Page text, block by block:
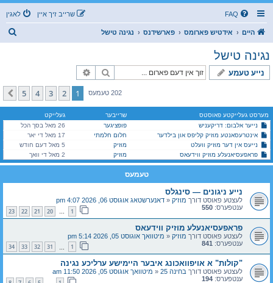
FAQ לאגין שרייב זיך איין
היים אידטיש פארומס פארשידנס נגינה טישל
נגינה טישל
נייע טעמע זוך
202 טעמעס 1
2
3
4
5
קומענדיגע
מערסט געלייקטע פאוסטס שרייבער
געלייקט
נייער אלבום: דריקעניש
פופציגער
26 מאל בסך הכל
אינטרעסאנטע מוזיק קליפס און בילדער
חלום חלמתי
17 מאל די יאר
נייעס אין דער מוזיק וועלט
מוזיק
5 מאל דעם חודש
פראפעסיאנעלע מוזיק ווידעאס
מוזיק 2 מאל די וואך
טעמעס
נייע ניגונים — סינגלס
לעצטע פאוסט דורך מוזיק « דאנערשטאג אוגוסט 06, 2026 4:07 pm
ענטפערס: 550
1
…
20
21
22
23
פראפעסיאנעלע מוזיק ווידעאס
לעצטע פאוסט דורך מוזיק « מיטוואך אוגוסט 05, 2026 5:14 pm
ענטפערס: 841
1
31
32
33
34
"קולות" א אויפוואכונג איבער היימישע ערליכע נגינה
לעצטע פאוסט דורך בחינה 25 « מיטוואך אוגוסט 05, 2026 11:50 am
ענטפערס: 194